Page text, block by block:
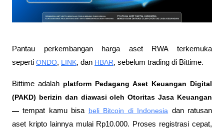
Pantau perkembangan harga aset RWA terkemuka
seperti ONDO, LINK, dan HBAR, sebelum trading di Bittime.
Bittime adalah platform Pedagang Aset Keuangan Digital
(PAKD) berizin dan diawasi oleh Otoritas Jasa Keuangan
— tempat kamu bisa beli Bitcoin di Indonesia dan ratusan
aset kripto lainnya mulai Rp10.000. Proses registrasi cepat,